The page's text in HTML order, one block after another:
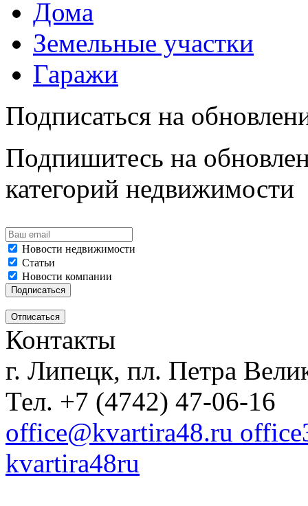
Дома
Земельные участки
Гаражи
Подписаться на
Подпишитесь на
категорий недвижимости
Новости недвижимости
Статьи
Новости компании
Контакты
г. Липецк, пл. Петра
Тел. +7 (4742) 47-06-16
office@kvartira48.ru
kvartira48ru